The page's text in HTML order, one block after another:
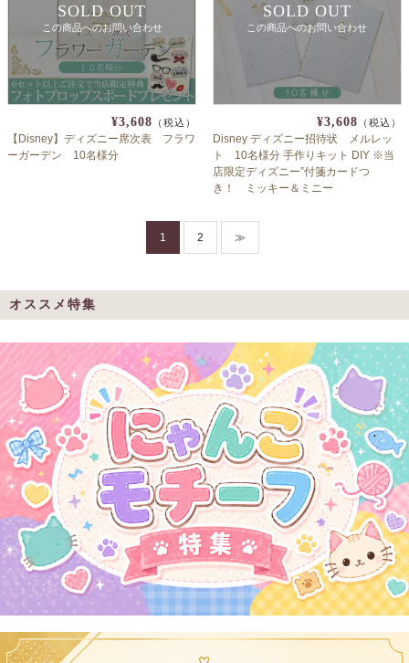
SOLD OUT
この商品へのお問い合わせ
¥3,608 （税込）
【Disney】ディズニー席次表 フラワ
ーガーデン 10名様分
SOLD OUT
この商品へのお問い合わせ
¥3,608 （税込）
Disney ディズニー招待状 メルレッ
ト 10名様分 手作りキット DIY ※当
店限定ディズニー”付箋カードつ
き！ ミッキー＆ミニー
1 2 ≫
オススメ特集